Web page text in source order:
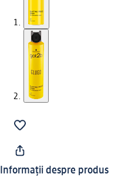
Informații despre produs